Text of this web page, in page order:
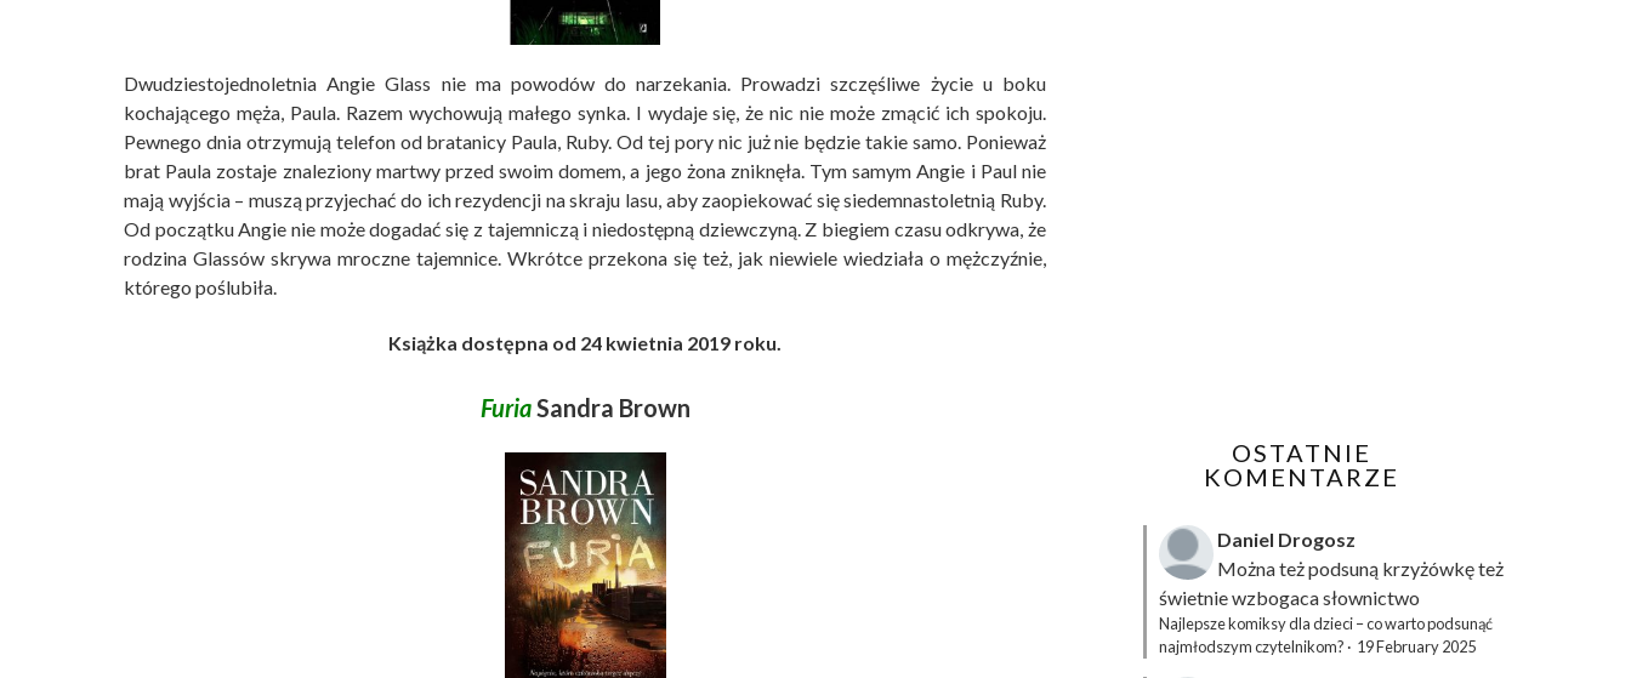
Dwudziestojednoletnia Angie Glass nie ma powodów do narzekania. Prowadzi szczęśliwe życie u boku
kochającego męża, Paula. Razem wychowują małego synka. I wydaje się, że nic nie może zmącić ich spokoju.
Pewnego dnia otrzymują telefon od bratanicy Paula, Ruby. Od tej pory nic już nie będzie takie samo. Ponieważ
brat Paula zostaje znaleziony martwy przed swoim domem, a jego żona zniknęła. Tym samym Angie i Paul nie
mają wyjścia – muszą przyjechać do ich rezydencji na skraju lasu, aby zaopiekować się siedemnastoletnią Ruby.
Od początku Angie nie może dogadać się z tajemniczą i niedostępną dziewczyną. Z biegiem czasu odkrywa, że
rodzina Glassów skrywa mroczne tajemnice. Wkrótce przekona się też, jak niewiele wiedziała o mężczyźnie,
którego poślubiła.
Książka dostępna od 24 kwietnia 2019 roku.
FuriaSandra Brown
OSTATNIE
KOMENTARZE
Daniel Drogosz
Można też podsuną krzyżówkęteż
świetnie wzbogaca słownictwo
Najlepsze komiksy dla dzieci – co warto podsunąć
najmłodszym czytelnikom? · 19 February 2025